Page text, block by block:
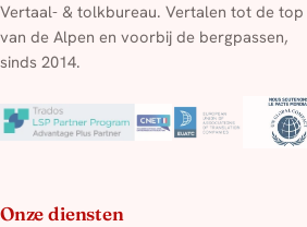
Vertaal- & tolkbureau. Vertalen tot de top
van de Alpen en voorbij de bergpassen,
sinds 2014.
Onze diensten